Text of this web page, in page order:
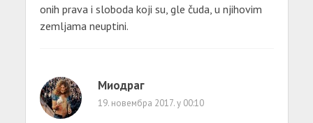
onih prava i sloboda koji su, gle čuda, u njihovim
zemljama neuptini.
Миодраг
19. новембра 2017. у 00:10